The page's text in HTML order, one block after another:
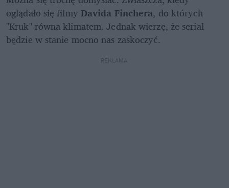
oglądało się filmy Davida Finchera, do których
"Kruk" równa klimatem. Jednak wierzę, że serial
będzie w stanie mocno nas zaskoczyć.
REKLAMA